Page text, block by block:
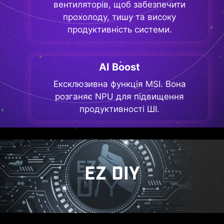
вентиляторів, щоб забезпечити
прохолоду, тишу та високу
продуктивність системи.
AI Boost
Ексклюзивна функція MSI. Вона
розганяє NPU для підвищення
продуктивності ШІ.
EZ DIY